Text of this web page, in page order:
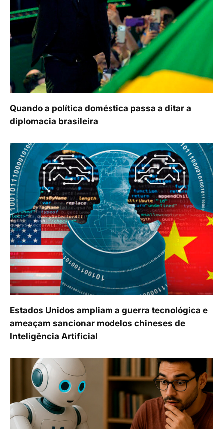
Quando a política doméstica passa a ditar a
diplomacia brasileira
Estados Unidos ampliam a guerra tecnológica e
ameaçam sancionar modelos chineses de
Inteligência Artificial